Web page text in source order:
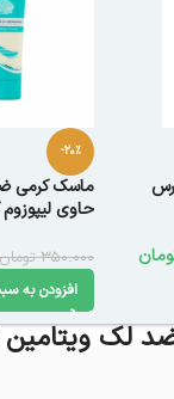
-20%
ماسک کرمی
350.000 تومان
افزودن به